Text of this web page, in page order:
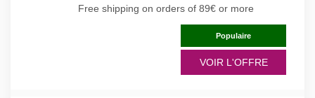
Free shipping on orders of 89€ or more
Populaire
VOIR L'OFFRE